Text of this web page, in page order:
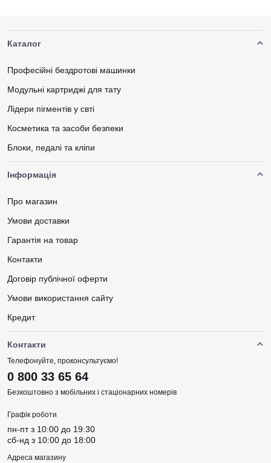
Каталог
Професійні бездротові машинки
Модульні картриджі для тату
Лідери пігментів у свті
Косметика та засоби безпеки
Блоки, педалі та кліпи
Інформація
Про магазин
Умови доставки
Гарантія на товар
Контакти
Договір публічної оферти
Умови використання сайту
Кредит
Контакти
Телефонуйте, проконсультуємо!
0 800 33 65 64
Безкоштовно з мобільних і стаціонарних номерів
Графік роботи
пн-пт з 10:00 до 19:30
сб-нд з 10:00 до 18:00
Адреса магазину